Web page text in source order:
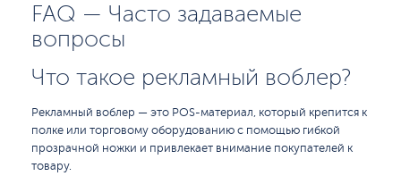
FAQ — Часто задаваемые
вопросы
Что такое рекламный воблер?
Рекламный воблер — это POS-материал, который крепится к
полке или торговому оборудованию с помощью гибкой
прозрачной ножки и привлекает внимание покупателей к
товару.